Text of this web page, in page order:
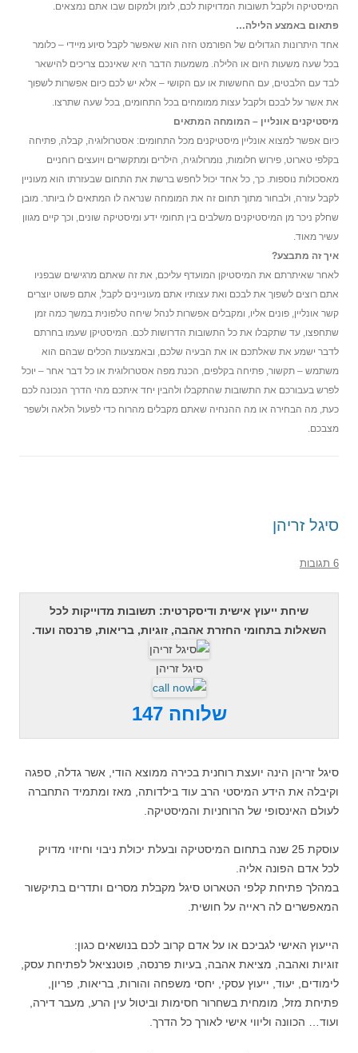
המיסטיקה ולקבל תשובות המדויקות לכם, לזמן ולמקום שבו אתם נמצאים.
פתאום באמצע הלילה…
אחד היתרונות הגדולים של הפורמט הזה הוא שאפשר לקבל סיוע מיידי – כלומר
בכל שעה משעות היום או הלילה. משמעות הדבר היא שאינכם צריכים להישאר
לבד עם הלבטים, עם החששות או עם הקושי – אלא יש לכם כיום אפשרות לשפוך
את אשר על לבכם ולקבל עצות ממומחים בכל התחומים, בכל שעה שתרצו.
מיסטיקנים אונליין – המומחה המתאים
כיום אפשר למצוא אונליין מיסטיקנים מכל התחומים: אסטרולוגיה, קבלה, פתיחה
בקלפי טארוט, פירוש חלומות, נומרולוגיה, הילרים ומתקשרים ויועצים רוחניים
מאסכולות נוספות. כך, כל אחד יכול לחפש ברשת את התחום שבעזרתו הוא מעוניין
לקבל עזרה, ולבחור מתוך תחום זה את המומחה שנראה לו המתאים לו ביותר. מובן
שחלק ניכר מן המיסטיקנים משלבים בין תחומי ידע ומיסטיקה שונים, וכך קיים מגוון
עשיר מאוד.
איך זה מתבצע?
לאחר שאיתרתם את המיסטיקן המועדף עליכם, את זה שאתם מרגישים שבפניו
אתם רוצים לשפוך את לבכם ואת עצותיו אתם מעוניינים לקבל, אתם פשוט יוצרים
קשר אונליין, פונים אליו, ומקבלים אפשרות לנהל שיחה טלפונית במשך כמה זמן
שתחפצו, עד שתקבלו את כל התשובות הדרושות לכם. המיסטיקן שעמו בחרתם
לדבר ישמע את שאלתכם או את הבעיה שלכם, ובאמצעות הכלים שבהם הוא
משתמש – תקשור, פתיחה בקלפים, הכנת מפה אסטרולוגית או כל דבר אחר – יוכל
לפרש בעבורכם את התשובות שהתקבלו ולהבין יחד איתכם מהי הדרך הנכונה לכם
כעת, מה הבחירה או מה ההנחיה שאתם מקבלים מהרוח כדי לפעול הלאה ולשפר
מצבכם.
סיגל זריהן
6 תגובות
שיחת ייעוץ אישית ודיסקרטית: תשובות מדוייקות לכל
השאלות בתחומי החזרת אהבה, זוגיות, בריאות, פרנסה ועוד.
סיגל זריהן
שלוחה 147
סיגל זריהן הינה יועצת רוחנית בכירה ממוצא הודי, אשר גדלה, ספגה
וקיבלה את הידע המיסטי הרב עוד בילדותה, מאז ומתמיד התחברה
לעולם האינסופי של הרוחניות והמיסטיקה.
עוסקת 25 שנה בתחום המיסטיקה ובעלת יכולת ניבוי וחיזוי מדויק
לכל אדם הפונה אליה.
במהלך פתיחת קלפי הטארוט סיגל מקבלת מסרים ותדרים בתיקשור
המאפשרים לה ראייה על חושית.
הייעוץ האישי לגביכם או על אדם קרוב לכם בנושאים כגון:
זוגיות ואהבה, מציאת אהבה, בעיות פרנסה, פוטנציאל לפתיחת עסק,
לימודים, יעוד, ייעוץ עסקי, יחסי משפחה והורות, בריאות, פריון,
פתיחת מזל, מומחית בשחרור חסימות וביטול עין הרע, מעבר דירה,
ועוד… הכוונה וליווי אישי לאורך כל הדרך.